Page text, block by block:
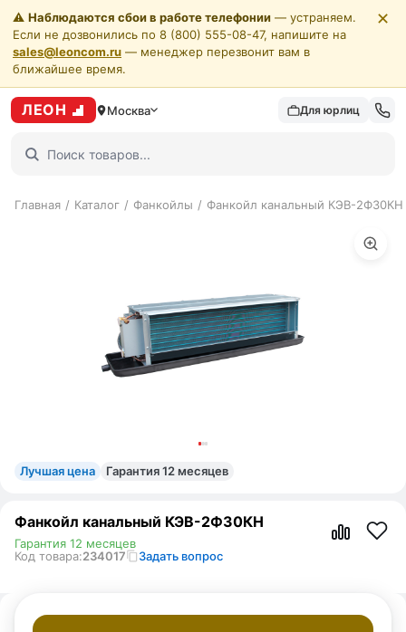
⚠️ Наблюдаются сбои в работе телефонии — устраняем.
Если не дозвонились по 8 (800) 555-08-47, напишите на
sales@leoncom.ru — менеджер перезвонит вам в
ближайшее время.
✕
ЛЕОН Москва Для юрлиц
Главная / Каталог / Фанкойлы / Фанкойл канальный КЭВ-2Ф30КН
Лучшая цена Гарантия 12 месяцев
Фанкойл канальный КЭВ-2Ф30КН
Код товара:234017 Задать вопрос
Гарантия 12 месяцев